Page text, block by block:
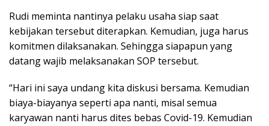
Rudi meminta nantinya pelaku usaha siap saat
kebijakan tersebut diterapkan. Kemudian, juga harus
komitmen dilaksanakan. Sehingga siapapun yang
datang wajib melaksanakan SOP tersebut.
“Hari ini saya undang kita diskusi bersama. Kemudian
biaya-biayanya seperti apa nanti, misal semua
karyawan nanti harus dites bebas Covid-19. Kemudian